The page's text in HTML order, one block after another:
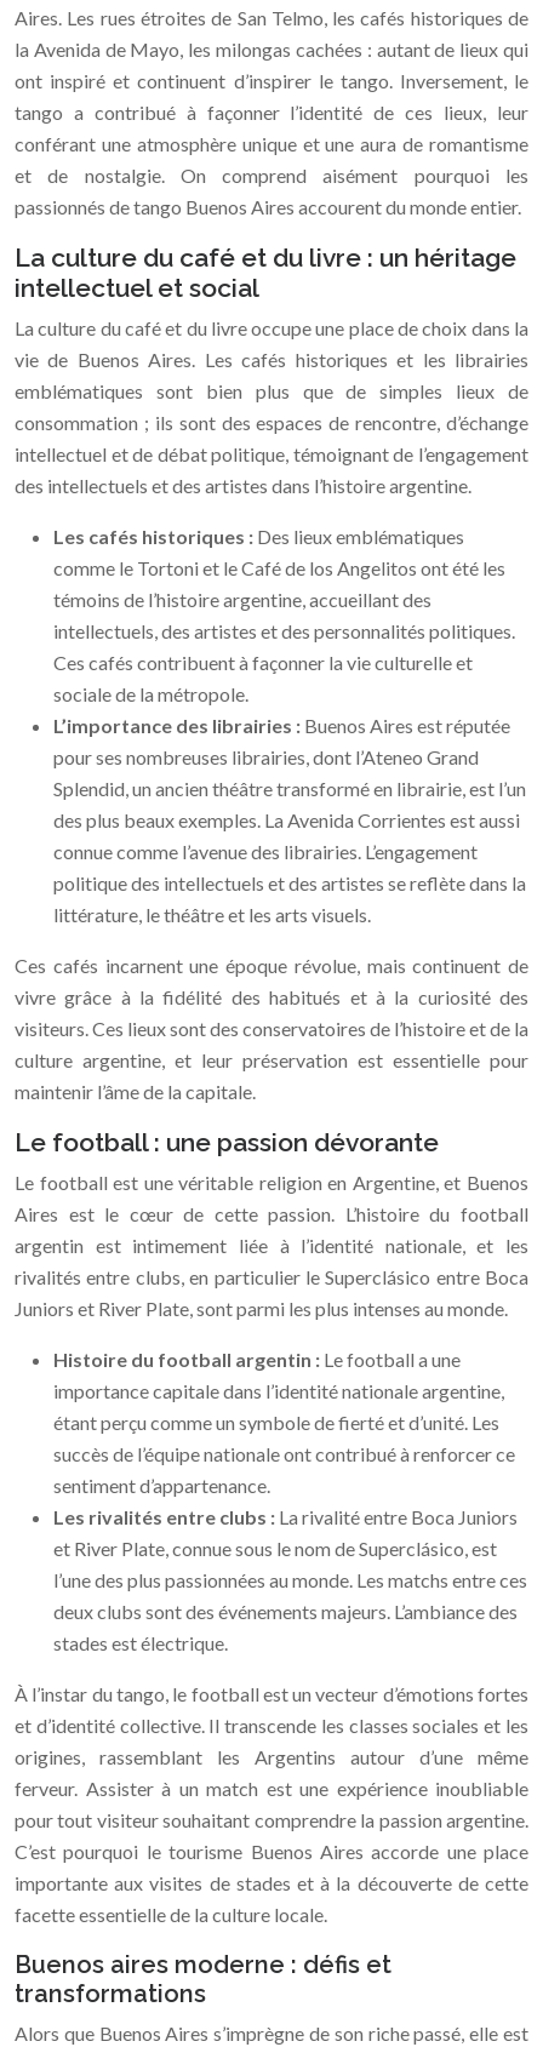
Aires. Les rues étroites de San Telmo, les cafés historiques de
la Avenida de Mayo, les milongas cachées : autant de lieux qui
ont inspiré et continuent d’inspirer le tango. Inversement, le
tango a contribué à façonner l’identité de ces lieux, leur
conférant une atmosphère unique et une aura de romantisme
et de nostalgie. On comprend aisément pourquoi les
passionnés de tango Buenos Aires accourent du monde entier.
La culture du café et du livre : un héritage
intellectuel et social
La culture du café et du livre occupe une place de choix dans la
vie de Buenos Aires. Les cafés historiques et les librairies
emblématiques sont bien plus que de simples lieux de
consommation ; ils sont des espaces de rencontre, d’échange
intellectuel et de débat politique, témoignant de l’engagement
des intellectuels et des artistes dans l’histoire argentine.
Les cafés historiques : Des lieux emblématiques
comme le Tortoni et le Café de los Angelitos ont été les
témoins de l’histoire argentine, accueillant des
intellectuels, des artistes et des personnalités politiques.
Ces cafés contribuent à façonner la vie culturelle et
sociale de la métropole.
L’importance des librairies : Buenos Aires est réputée
pour ses nombreuses librairies, dont l’Ateneo Grand
Splendid, un ancien théâtre transformé en librairie, est l’un
des plus beaux exemples. La Avenida Corrientes est aussi
connue comme l’avenue des librairies. L’engagement
politique des intellectuels et des artistes se reflète dans la
littérature, le théâtre et les arts visuels.
Ces cafés incarnent une époque révolue, mais continuent de
vivre grâce à la fidélité des habitués et à la curiosité des
visiteurs. Ces lieux sont des conservatoires de l’histoire et de la
culture argentine, et leur préservation est essentielle pour
maintenir l’âme de la capitale.
Le football : une passion dévorante
Le football est une véritable religion en Argentine, et Buenos
Aires est le cœur de cette passion. L’histoire du football
argentin est intimement liée à l’identité nationale, et les
rivalités entre clubs, en particulier le Superclásico entre Boca
Juniors et River Plate, sont parmi les plus intenses au monde.
Histoire du football argentin : Le football a une
importance capitale dans l’identité nationale argentine,
étant perçu comme un symbole de fierté et d’unité. Les
succès de l’équipe nationale ont contribué à renforcer ce
sentiment d’appartenance.
Les rivalités entre clubs : La rivalité entre Boca Juniors
et River Plate, connue sous le nom de Superclásico, est
l’une des plus passionnées au monde. Les matchs entre ces
deux clubs sont des événements majeurs. L’ambiance des
stades est électrique.
À l’instar du tango, le football est un vecteur d’émotions fortes
et d’identité collective. Il transcende les classes sociales et les
origines, rassemblant les Argentins autour d’une même
ferveur. Assister à un match est une expérience inoubliable
pour tout visiteur souhaitant comprendre la passion argentine.
C’est pourquoi le tourisme Buenos Aires accorde une place
importante aux visites de stades et à la découverte de cette
facette essentielle de la culture locale.
Buenos aires moderne : défis et
transformations
Alors que Buenos Aires s’imprègne de son riche passé, elle est